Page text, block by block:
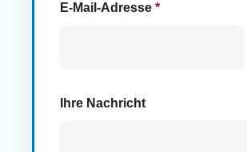
E-Mail-Adresse *
Ihre Nachricht